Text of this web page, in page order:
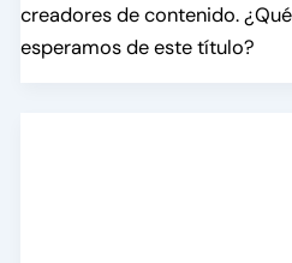
creadores de contenido.
esperamos de este título?